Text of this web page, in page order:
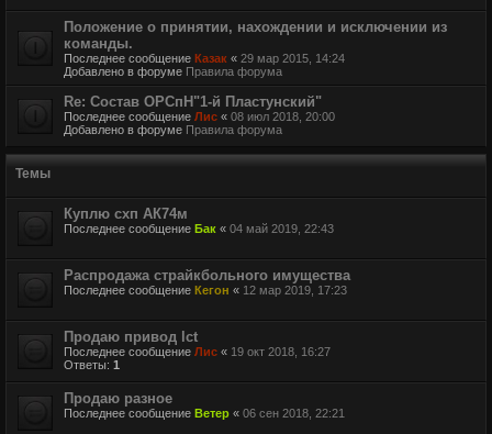
Положение о принятии, нахождении и исключении из
команды.
Последнее сообщение Казак « 29 мар 2015, 14:24
Добавлено в форуме Правила форума
Re: Состав ОРСпН"1-й Пластунский"
Последнее сообщение Лис « 08 июл 2018, 20:00
Добавлено в форуме Правила форума
Темы
Куплю схп АК74м
Последнее сообщение Бак « 04 май 2019, 22:43
Распродажа страйкбольного имущества
Последнее сообщение Кегон « 12 мар 2019, 17:23
Продаю привод lct
Последнее сообщение Лис « 19 окт 2018, 16:27
Ответы: 1
Продаю разное
Последнее сообщение Ветер « 06 сен 2018, 22:21